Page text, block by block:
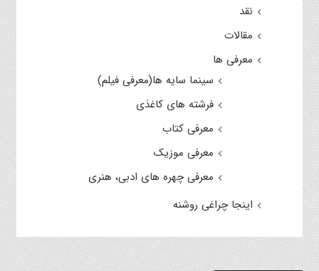
نقد
مقالات
معرفی ها
سینما سایه ها(معرفی فیلم)
فرشته های کاغذی
معرفی کتاب
معرفی موزیک
معرفی چهره های ادبی، هنری
اینجا چراغی روشنه